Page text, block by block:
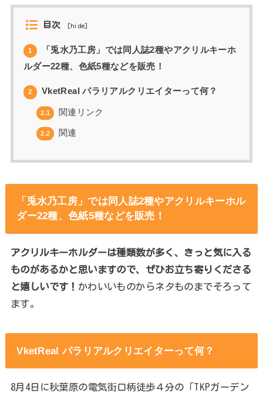
目次 [hide]
1
「兎水乃工房」では同人誌2種やアクリルキーホ
ルダー22種、色紙5種などを販売！
2 VketReal パラリアルクリエイターって何？
2.1 関連リンク
2.2 関連
「兎水乃工房」では同人誌2種やアクリルキーホル
ダー22種、色紙5種などを販売！
アクリルキーホルダーは種類数が多く、きっと気に入る
ものがあるかと思いますので、ぜひお立ち寄りくださる
と嬉しいです！ かわいいものからネタものまでそろって
ます。
VketReal パラリアルクリエイターって何？
8月4日に秋葉原の電気街口柄徒歩４分の「TKPガーデン